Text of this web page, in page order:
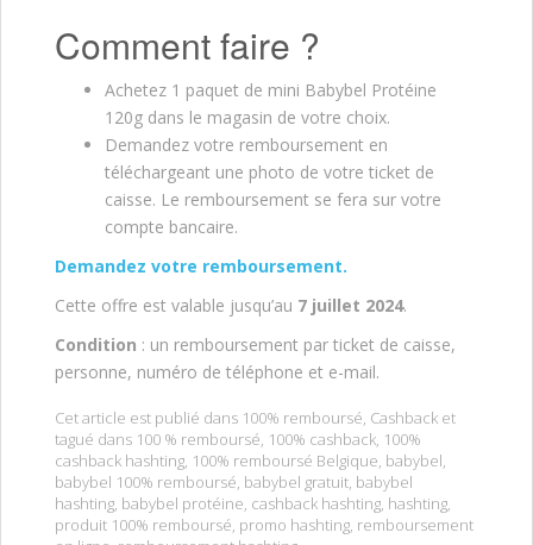
Comment faire ?
Achetez 1 paquet de mini Babybel Protéine
120g dans le magasin de votre choix.
Demandez votre remboursement en
téléchargeant une photo de votre ticket de
caisse. Le remboursement se fera sur votre
compte bancaire.
Demandez votre remboursement.
Cette offre est valable jusqu’au 7 juillet 2024.
Condition : un remboursement par ticket de caisse,
personne, numéro de téléphone et e-mail.
Cet article est publié dans 100% remboursé, Cashback et
tagué dans 100 % remboursé, 100% cashback, 100%
cashback hashting, 100% remboursé Belgique, babybel,
babybel 100% remboursé, babybel gratuit, babybel
hashting, babybel protéine, cashback hashting, hashting,
produit 100% remboursé, promo hashting, remboursement